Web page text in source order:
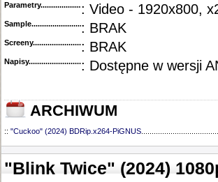
Parametry.........................................: Video - 1920x800,
Sample............................................
: BRAK
Screeny...........................................
: BRAK
Napisy............................................: Dostępne w wersji
ARCHIWUM
:: "Cuckoo" (2024) BDRip.x264-PiGNUS
"Blink Twice" (2024)